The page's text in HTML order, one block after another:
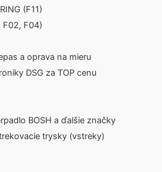
(F11)
F02, F04)
a oprava na mieru
DSG za TOP cenu
BOSH a ďalšie značky
trysky (vstreky)